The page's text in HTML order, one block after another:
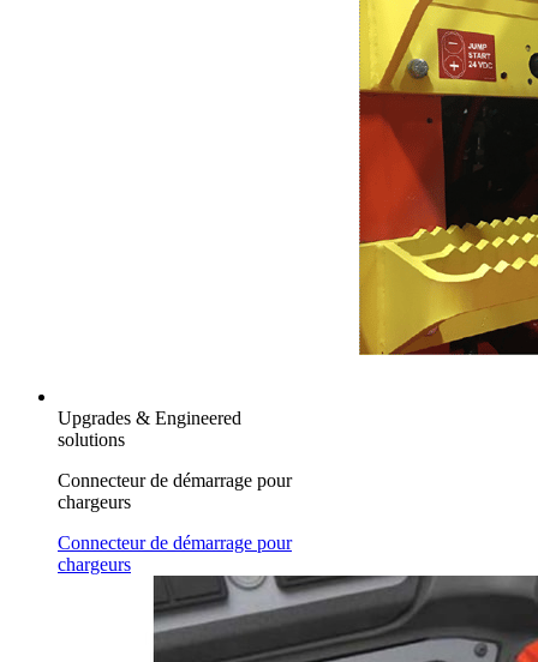
Upgrades & Engineered
solutions
Connecteur de démarrage pour
chargeurs
Connecteur de démarrage pour
chargeurs